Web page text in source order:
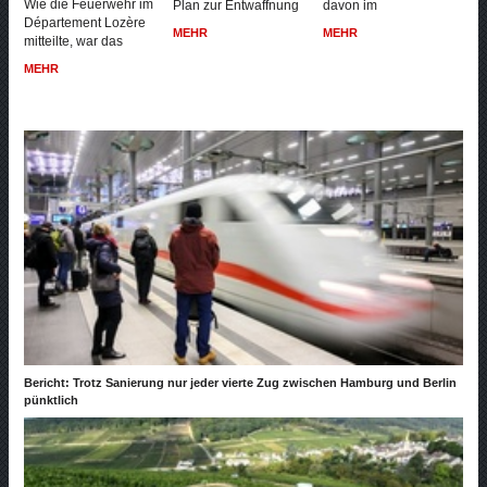
Wie die Feuerwehr im
Département Lozère
mitteilte, war das
MEHR
Plan zur Entwaffnung
MEHR
davon im
MEHR
Bericht: Trotz Sanierung nur jeder vierte Zug zwischen Hamburg und Berlin
pünktlich